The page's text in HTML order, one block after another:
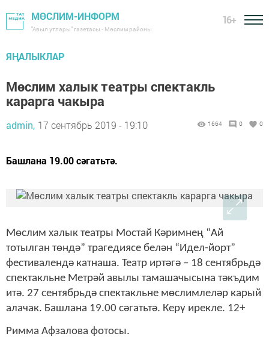
МӨСЛИМ-ИНФОРМ
"Авыл утлары" газетасы - Мөслим районы
16+
ЯҢАЛЫКЛАР
Мөслим халык театры спектакль
карарга чакыра
admin, 17 сентябрь 2019 - 19:10 1664 0 0
Башлана 19.00 сәгатьтә.
Мөслим халык театры Мостай Кәримнең “Ай
тотылган төндә” трагедиясе белән “Идел-йорт”
фестивалендә катнаша. Театр иртәгә – 18 сентябрьдә
спектакльне Метрәй авылы тамашачысына тәкъдим
итә. 27 сентябрьдә спектакльне мөслимлеләр карый
алачак. Башлана 19.00 сәгатьтә. Керү ирекле. 12+
Римма Афзалова фотосы.